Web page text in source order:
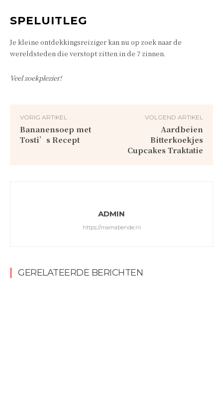
SPELUITLEG
Je kleine ontdekkingsreiziger kan nu op zoek naar de
wereldsteden die verstopt zitten in de 7 zinnen.
Veel zoekplezier!
VORIG ARTIKEL
Bananensoep met
Tosti’s Recept
VOLGEND ARTIKEL
Aardbeien
Bitterkoekjes
Cupcakes Traktatie
ADMIN
https://mamabende.nl
GERELATEERDE BERICHTEN